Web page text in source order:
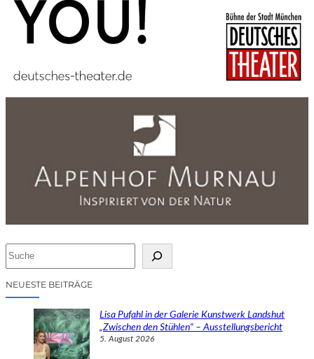
NEUESTE BEITRÄGE
Lisa Pufahl in der Galerie Kunstwerk Landshut
„Zwischen den Stühlen“ – Ausstellungsbericht
5. August 2026